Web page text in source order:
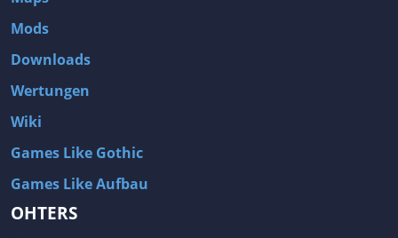
Mods
Downloads
Wertungen
Wiki
Games Like Gothic
Games Like Aufbau
OHTERS